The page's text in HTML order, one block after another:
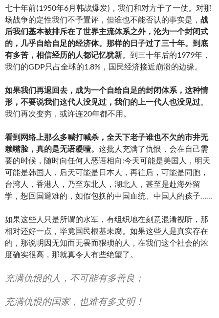
七十年前(1950年6月韩战爆发)，我们和对方干了一仗。对那
场战争的定性我们不予置评，但谁也不能否认的事实是， 战
后我们基本被排斥在了世界主流体系之外，沦为一个封闭式
的，几乎自给自足的经济体。那样的日子过了三十年。到底
有多苦，相信经历的人都记忆犹新。到三十年后的1979年，
我们的GDP只占全球的1.8%，国民经济接近崩溃的边缘。
如果我们再退回去，成为一个自给自足的封闭体系，这种情
形，不要说我们这代人没见过，我们的上一代人也没见过。
我们再次变穷，或许连20年都不用。
看到网络上那么多喊打喊杀，全天下老子谁也不欠的市井无
赖嘴脸，真的是无语凝噎。 这批人充满了仇恨，会在自己需
要的时候，随时向任何人恶语相向:今天可能是美国人，明天
可能是韩国人，后天可能是日本人，再往后，可能是同胞，
台湾人，香港人，乃至东北人，湖北人，甚至是赴海外留
学，想回国避难的，如假包换的中国血统、中国人的孩子……
如果这些人只是所谓的水军，有组织地在刻意混淆视听，那
相对还好一点，毕竟国民根基未腐。如果这些人是真实存在
的，那说明因无知而无畏而猥琐的人，在我们这个社会的浓
度确实很高，那就真令人有些绝望了。
充满仇恨的人，不可能有多善良；
充满仇恨的国家，也难有多文明！